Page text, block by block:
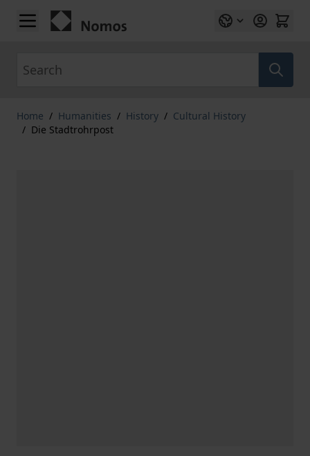
Skip to Content
Home / Humanities / History / Cultural History
/ Die Stadtrohrpost